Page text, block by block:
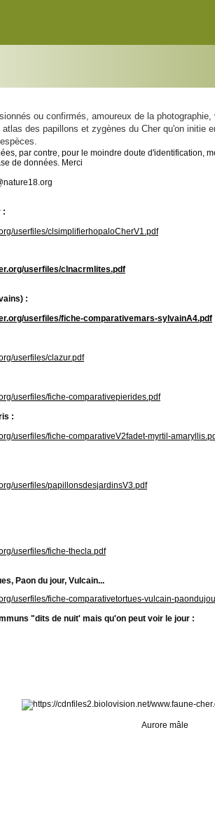
ou confirmés, amoureux de la
des papillons et zygènes du Cher qu'on initie
par contre, pour le moindre doute d'identification,
de données. Merci
:
userfiles/clsimplifierhopaloCherV1.pdf
userfiles/clnacrmlites.pdf
:
userfiles/fiche-comparativemars-sylvainA4.pdf
userfiles/clazur.pdf
userfiles/fiche-comparativepierides.pdf
:
userfiles/fiche-comparativeV2fadet-myrtil-
userfiles/papillonsdesjardinsV3.pdf
userfiles/fiche-thecla.pdf
Paon du jour, Vulcain...
userfiles/fiche-comparativetortues-vulcain-
"dits de nuit' mais qu'on peut voir le jour :
Aurore mâle